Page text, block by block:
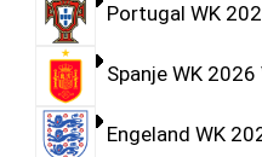
Portugal WK
Spanje WK
Engeland WK